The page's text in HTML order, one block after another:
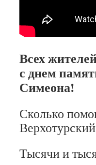
Всех
с днем
Симеона!
Сколько
Тысячи и